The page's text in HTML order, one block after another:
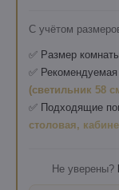
С учётом
✅ Размер
✅
(светильник 58
✅ Подходящие
столовая,
Не уверены?